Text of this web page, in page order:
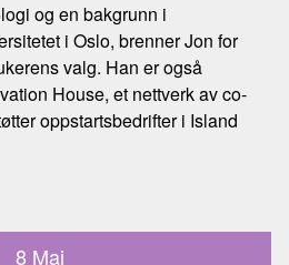
og en bakgrunn i
i Oslo, brenner Jon for
valg. Han er også
House, et nettverk av co-
oppstartsbedrifter i Island
8 Mai